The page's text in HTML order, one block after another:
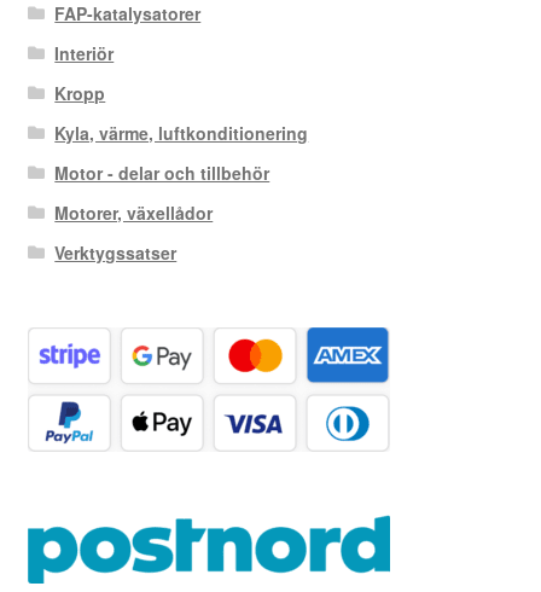
FAP-katalysatorer
Interiör
Kropp
Kyla, värme, luftkonditionering
Motor - delar och tillbehör
Motorer, växellådor
Verktygssatser